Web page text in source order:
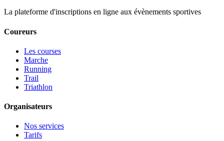
La plateforme d'inscriptions en ligne aux évènements sportives
Coureurs
Les courses
Marche
Running
Trail
Triathlon
Organisateurs
Nos services
Tarifs